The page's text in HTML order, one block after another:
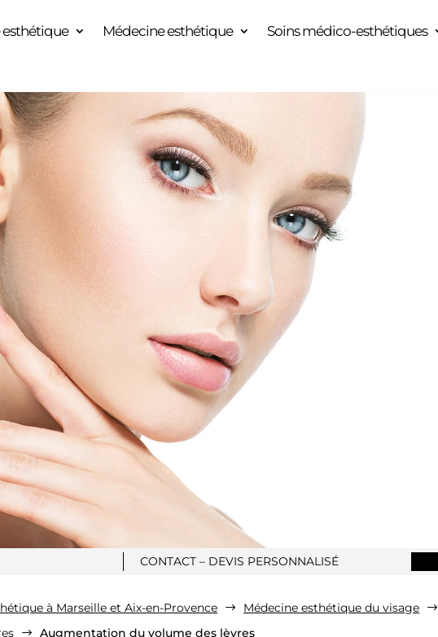
Médecine esthétique Soins médico-esthétiques
CONTACT – DEVIS PERSONNALISÉ
à Marseille et Aix-en-Provence $ Médecine esthétique du visage $
$ Augmentation du volume des lèvres